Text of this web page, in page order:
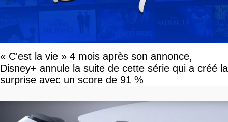
« C'est la vie » 4 mois après son annonce,
Disney+ annule la suite de cette série qui a créé la
surprise avec un score de 91 %